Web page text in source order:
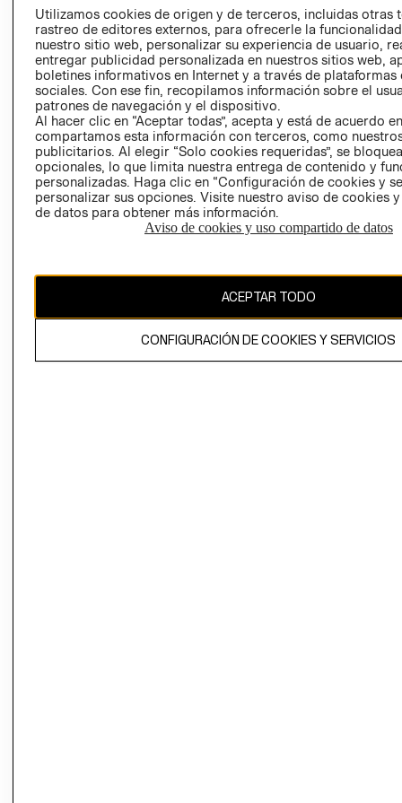
PRENSA
RELACIÓN CON
INVERSIONISTAS
POLÍTICA
EMPRESARIAL
- RETIRO EN
TIENDA
TÉRMINOS Y
CONDICIONES
AVISO DE
PRIVACIDAD
GIFT CARD
AVISO DE
COOKIES
CAMBIAR REGIÓN
Utilizamos cookies de origen y de terceros, incluidas otras
rastreo de editores externos, para ofrecerle la
nuestro sitio web, personalizar su experiencia de usuario,
entregar publicidad personalizada en nuestros sitios web,
boletines informativos en Internet y a través de plataformas
sociales. Con ese fin, recopilamos información sobre el
patrones de navegación y el dispositivo.
Al hacer clic en “Aceptar todas”, acepta y está de acuerdo
compartamos esta información con terceros, como
publicitarios. Al elegir “Solo cookies requeridas”, se
opcionales, lo que limita nuestra entrega de contenido y
personalizadas. Haga clic en “Configuración de cookies y
personalizar sus opciones. Visite nuestro aviso de cookies
de datos para obtener más información.
Aviso de cookies y uso compartido de datos
ACEPTAR TODO
CONFIGURACIÓN DE COOKIES Y SERVICIOS